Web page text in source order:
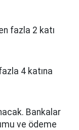
fazla 2 katı
4 katına
Bankalar
ve ödeme